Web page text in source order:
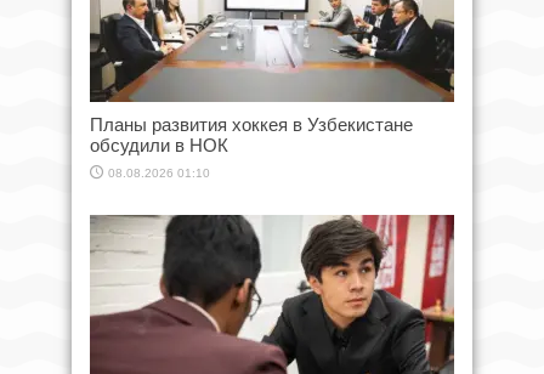
Планы развития хоккея в Узбекистане
обсудили в НОК
08.08.2026 01:10